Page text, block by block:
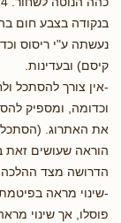
בנקודה בצבע חום
נעשתה ע"י ריסוס
קיסם) ובעדינות.
-אין צורך להסתכל
וכדומה, ומספיק
את האתרוג.
הוראה שעושים זאת
הדרושה מצד ההלכה
-שינוי מראה
פוסלו, אך שינוי